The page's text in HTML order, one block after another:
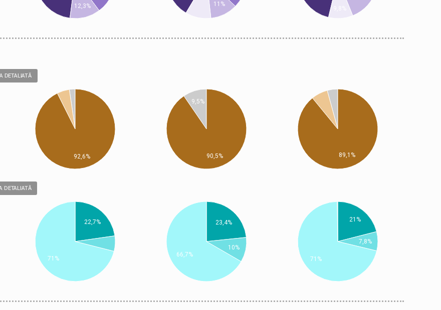
12,3% 11%
DETALIATĂ
92,6%
9,5%
90,5% 89,1%
DETALIATĂ
22,7%
71%
23,4%
10%
66,7%
21%
7,8%
71%